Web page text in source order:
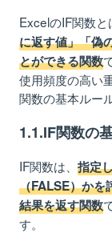
格」
2.3.【
する
2.4.【
3.1.【
3.2.【
を抜
3.3.【
ExcelのIF関数と
に返す値」「偽
とができる関数
使用頻度の高い
関数の基本ルー
1.1.IF関数の
IF関数は、 指定
（FALSE）かを
結果を返す関数
す。